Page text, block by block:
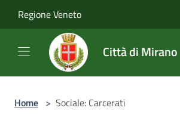
Regione Veneto
Città di Mirano
Home > Sociale: Carcerati